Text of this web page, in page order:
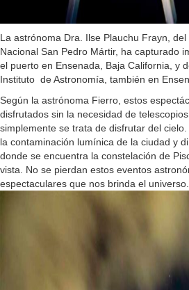
La astrónoma Dra. Ilse Plauchu Frayn,
Nacional San Pedro Mártir, ha capturado
el puerto en Ensenada, Baja California, y
Instituto de Astronomía, también en
Según la astrónoma Fierro, estos
disfrutados sin la necesidad de
simplemente se trata de disfrutar del
la contaminación lumínica de la ciudad y
donde se encuentra la constelación de
vista. No se pierdan estos eventos
espectaculares que nos brinda el universo.